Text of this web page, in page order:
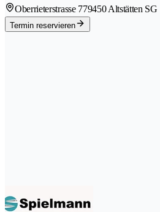
Oberrieterstrasse 779450 Altstätten SG
Termin reservieren